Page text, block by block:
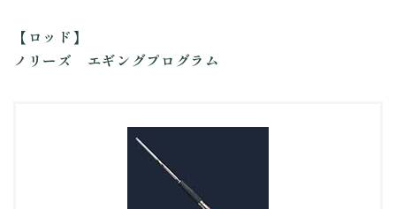
【ロッド】
ノリーズ エギングプログラム